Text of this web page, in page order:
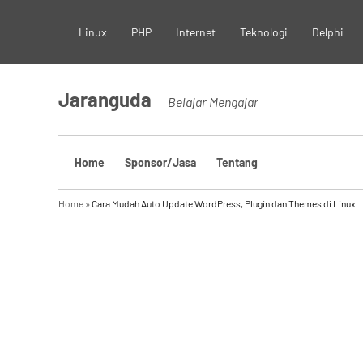
content
Linux PHP Internet Teknologi Delphi
Jaranguda Belajar Mengajar
Home Sponsor/Jasa Tentang
Home »Cara Mudah Auto Update WordPress, Plugin dan Themes di Linux